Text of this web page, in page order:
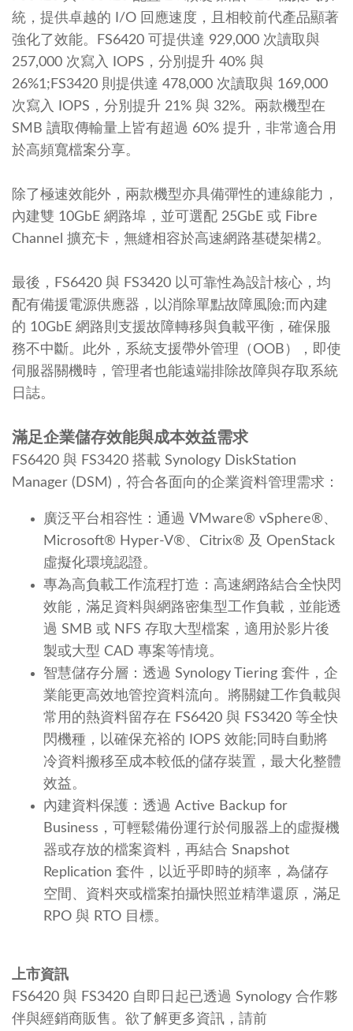
統，提供卓越的 I/O 回應速度，且相較前代產品顯著
強化了效能。FS6420 可提供達 929,000 次讀取與
257,000 次寫入 IOPS，分別提升 40% 與
26%1;FS3420 則提供達 478,000 次讀取與 169,000
次寫入 IOPS，分別提升 21% 與 32%。兩款機型在
SMB 讀取傳輸量上皆有超過 60% 提升，非常適合用
於高頻寬檔案分享。
除了極速效能外，兩款機型亦具備彈性的連線能力，
內建雙 10GbE 網路埠，並可選配 25GbE 或 Fibre
Channel 擴充卡，無縫相容於高速網路基礎架構2。
最後，FS6420 與 FS3420 以可靠性為設計核心，均
配有備援電源供應器，以消除單點故障風險;而內建
的 10GbE 網路則支援故障轉移與負載平衡，確保服
務不中斷。此外，系統支援帶外管理（OOB），即使
伺服器關機時，管理者也能遠端排除故障與存取系統
日誌。
滿足企業儲存效能與成本效益需求
FS6420 與 FS3420 搭載 Synology DiskStation
Manager (DSM)，符合各面向的企業資料管理需求：
廣泛平台相容性：通過 VMware® vSphere®、
Microsoft® Hyper-V®、Citrix® 及 OpenStack
虛擬化環境認證。
專為高負載工作流程打造：高速網路結合全快閃
效能，滿足資料與網路密集型工作負載，並能透
過 SMB 或 NFS 存取大型檔案，適用於影片後
製或大型 CAD 專案等情境。
智慧儲存分層：透過 Synology Tiering 套件，企
業能更高效地管控資料流向。將關鍵工作負載與
常用的熱資料留存在 FS6420 與 FS3420 等全快
閃機種，以確保充裕的 IOPS 效能;同時自動將
冷資料搬移至成本較低的儲存裝置，最大化整體
效益。
內建資料保護：透過 Active Backup for
Business，可輕鬆備份運行於伺服器上的虛擬機
器或存放的檔案資料，再結合 Snapshot
Replication 套件，以近乎即時的頻率，為儲存
空間、資料夾或檔案拍攝快照並精準還原，滿足
RPO 與 RTO 目標。
上市資訊
FS6420 與 FS3420 自即日起已透過 Synology 合作夥
伴與經銷商販售。欲了解更多資訊，請前